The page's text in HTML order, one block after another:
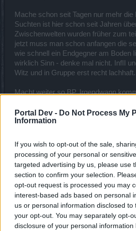
Portal Dev - Do Not Process My
Information
If you wish to opt-out of the sale,
processing of your personal or
targeted advertising by us, please use
section to confirm your selection.
opt-out request is processed you may
interest-based ads based on personal
us or personal information disclosed
your opt-out. You may separately opt-
disclosure of your personal
Mache schon seit Tagen nur mehr
Suchten ist hier schon seit Jahren
Zwischenwelten wurden früher zum
jetzt muss man schon anfangen die
wie schnell ein Endgegner am Boden
wirklich Sinn - denke mal nicht. InfII
Witz und in Gruppe erst recht lachhaft.
Macht weiter so BP. Irgendwann
kommen - Hoppala wir haben was
Schöne Grüße Euer
Tirolerchris (Offizier der Giganten)
P.S.: Selbst in unserer Gilde haben
das Handtuch geschmissen!!!
Zuletzt bearbeitet
3 August 2018
Dobby_dd,Carcazónne ,Sigriddiva und6 anderen